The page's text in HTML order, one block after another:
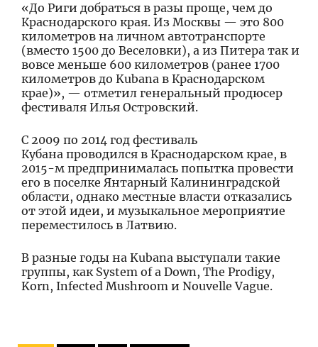
«До Риги добраться в разы проще, чем до
Краснодарского края. Из Москвы — это 800
километров на личном автотранспорте
(вместо 1500 до Веселовки), а из Питера так и
вовсе меньше 600 километров (ранее 1700
километров до Kubana в Краснодарском
крае)», — отметил генеральный продюсер
фестиваля Илья Островский.
С 2009 по 2014 год фестиваль
Кубана проводился в Краснодарском крае, в
2015-м предпринималась попытка провести
его в поселке Янтарный Калининградской
области, однако местные власти отказались
от этой идеи, и музыкальное мероприятие
переместилось в Латвию.
В разные годы на Kubana выступали такие
группы, как System of a Down, The Prodigy,
Korn, Infected Mushroom и Nouvelle Vague.